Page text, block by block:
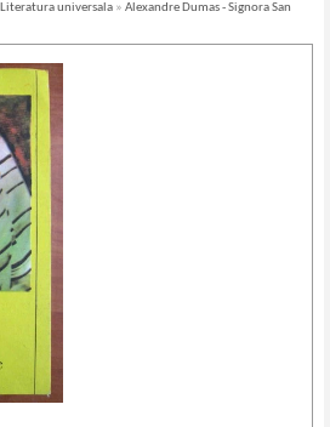
Literatura universala »Alexandre Dumas - Signora San